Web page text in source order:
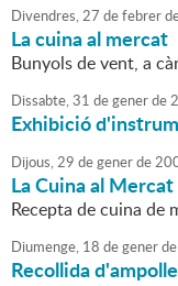
Divendres,27 defebrer
La cuina al mercat
Bunyols de vent, a
Dissabte,31 degenerde
Exhibició
Dijous,29 degenerde
La Cuina al Mercat
Recepta de cuina de
Diumenge, 18 degenerde
Recollida